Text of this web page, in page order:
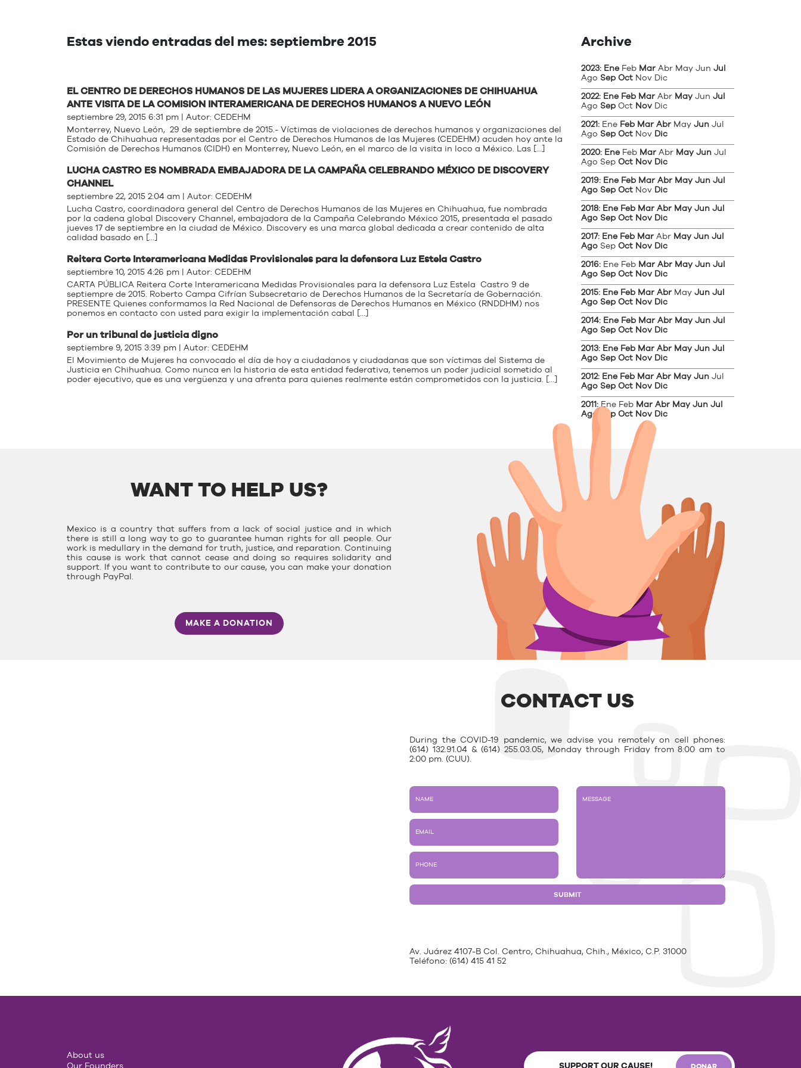
Estas viendo entradas del mes: septiembre 2015
EL CENTRO DE DERECHOS HUMANOS DE LAS MUJERES LIDERA A ORGANIZACIONES DE CHIHUAHUA
ANTE VISITA DE LA COMISION INTERAMERICANA DE DERECHOS HUMANOS A NUEVO LEÓN
septiembre 29, 2015 6:31 pm | Autor: CEDEHM
Monterrey, Nuevo León, 29 de septiembre de 2015.- Víctimas de violaciones de derechos humanos y organizaciones del
Estado de Chihuahua representadas por el Centro de Derechos Humanos de las Mujeres (CEDEHM) acuden hoy ante la
Comisión de Derechos Humanos (CIDH) en Monterrey, Nuevo León, en el marco de la visita in loco a México. Las […]
LUCHA CASTRO ES NOMBRADA EMBAJADORA DE LA CAMPAÑA CELEBRANDO MÉXICO DE DISCOVERY
CHANNEL
septiembre 22, 2015 2:04 am | Autor: CEDEHM
Lucha Castro, coordinadora general del Centro de Derechos Humanos de las Mujeres en Chihuahua, fue nombrada
por la cadena global Discovery Channel, embajadora de la Campaña Celebrando México 2015, presentada el pasado
jueves 17 de septiembre en la ciudad de México. Discovery es una marca global dedicada a crear contenido de alta
calidad basado en […]
Reitera Corte Interamericana Medidas Provisionales para la defensora Luz Estela Castro
septiembre 10, 2015 4:26 pm | Autor: CEDEHM
CARTA PÚBLICA Reitera Corte Interamericana Medidas Provisionales para la defensora Luz Estela Castro 9 de
septiempre de 2015. Roberto Campa Cifrían Subsecretario de Derechos Humanos de la Secretaría de Gobernación.
PRESENTE Quienes conformamos la Red Nacional de Defensoras de Derechos Humanos en México (RNDDHM) nos
ponemos en contacto con usted para exigir la implementación cabal […]
Por un tribunal de justicia digno
septiembre 9, 2015 3:39 pm | Autor: CEDEHM
El Movimiento de Mujeres ha convocado el día de hoy a ciudadanos y ciudadanas que son víctimas del Sistema de
Justicia en Chihuahua. Como nunca en la historia de esta entidad federativa, tenemos un poder judicial sometido al
poder ejecutivo, que es una vergüenza y una afrenta para quienes realmente están comprometidos con la justicia. […]
Archive
2023: Ene Feb Mar Abr May Jun Jul
Ago Sep Oct Nov Dic
2022: Ene Feb Mar Abr May Jun Jul
Ago Sep Oct Nov Dic
2021: Ene Feb Mar Abr May Jun Jul
Ago Sep Oct Nov Dic
2020: Ene Feb Mar Abr May Jun Jul
Ago Sep Oct Nov Dic
2019: Ene Feb Mar Abr May Jun Jul
Ago Sep Oct Nov Dic
2018: Ene Feb Mar Abr May Jun Jul
Ago Sep Oct Nov Dic
2017: Ene Feb Mar Abr May Jun Jul
Ago Sep Oct Nov Dic
2016: Ene Feb Mar Abr May Jun Jul
Ago Sep Oct Nov Dic
2015: Ene Feb Mar Abr May Jun Jul
Ago Sep Oct Nov Dic
2014: Ene Feb Mar Abr May Jun Jul
Ago Sep Oct Nov Dic
2013: Ene Feb Mar Abr May Jun Jul
Ago Sep Oct Nov Dic
2012: Ene Feb Mar Abr May Jun Jul
Ago Sep Oct Nov Dic
2011:Ene Feb Mar Abr May Jun Jul
Ago
Sep Oct Nov Dic
WANT TO HELP US?
Mexico is a country that suffers from a lack of social justice and in which
there is still a long way to go to guarantee human rights for all people. Our
work is medullary in the demand for truth, justice, and reparation. Continuing
this cause is work that cannot cease and doing so requires solidarity and
support. If you want to contribute to our cause, you can make your donation
through PayPal.
MAKE A DONATION
CONTACT US
During the COVID-19 pandemic, we advise you remotely on cell phones:
(614) 132.91.04 & (614) 255.03.05, Monday through Friday from 8:00 am to
2:00 pm. (CUU).
Av. Juárez 4107-B Col. Centro, Chihuahua, Chih., México, C.P. 31000
Teléfono: (614) 415 41 52
About us
Our Founders
SUPPORT OUR CAUSE! DONAR